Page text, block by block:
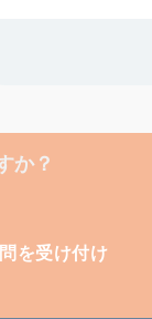
か？
を受け付け